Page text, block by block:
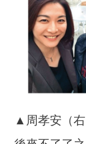
▲周孝安（